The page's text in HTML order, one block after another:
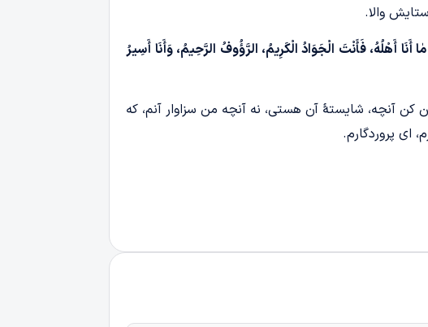
والا.
أَهْلُهُ، فَأَنْتَ الْجَوَادُ الْکَرِیمُ، الرَّؤُوفُ الرَّحِیمُ، وَأَنَا أَسِیرُ
آنچه، شایستۀ آن هستی، نه آنچه من سزاوار آنم، که
ای پروردگارم.